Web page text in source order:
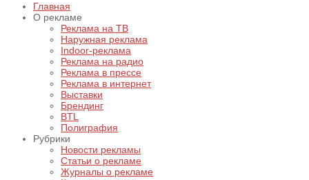
Главная
О рекламе
Реклама на ТВ
Наружная реклама
Indoor-реклама
Реклама на радио
Реклама в прессе
Реклама в интернет
Выставки
Брендинг
BTL
Полиграфия
Рубрики
Новости рекламы
Статьи о рекламе
Журналы о рекламе